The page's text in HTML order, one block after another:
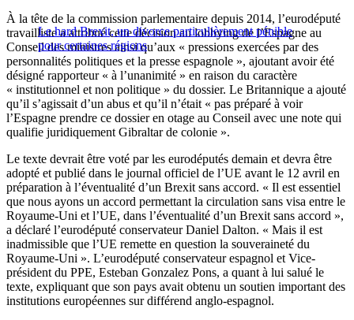
Le hard Brexit, un divorce particulièrement pénible
pour certaines régions
À la tête de la commission parlementaire depuis 2014, l’eurodéputé
travailliste a attribué cette décision au lobbying de l’Espagne au
Conseil des ministres ainsi qu’aux « pressions exercées par des
personnalités politiques et la presse espagnole », ajoutant avoir été
désigné rapporteur « à l’unanimité » en raison du caractère
« institutionnel et non politique » du dossier. Le Britannique a ajouté
qu’il s’agissait d’un abus et qu’il n’était « pas préparé à voir
l’Espagne prendre ce dossier en otage au Conseil avec une note qui
qualifie juridiquement Gibraltar de colonie ».
Le texte devrait être voté par les eurodéputés demain et devra être
adopté et publié dans le journal officiel de l’UE avant le 12 avril en
préparation à l’éventualité d’un Brexit sans accord. « Il est essentiel
que nous ayons un accord permettant la circulation sans visa entre le
Royaume-Uni et l’UE, dans l’éventualité d’un Brexit sans accord »,
a déclaré l’eurodéputé conservateur Daniel Dalton. « Mais il est
inadmissible que l’UE remette en question la souveraineté du
Royaume-Uni ». L’eurodéputé conservateur espagnol et Vice-
président du PPE, Esteban Gonzalez Pons, a quant à lui salué le
texte, expliquant que son pays avait obtenu un soutien important des
institutions européennes sur différend anglo-espagnol.